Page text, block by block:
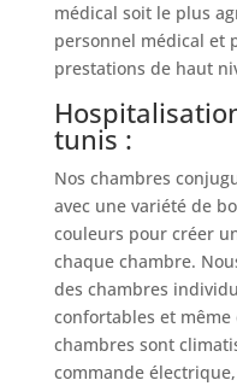
médical soit le plus
personnel médical et
prestations de haut
tunis :
Nos chambres
avec une variété de
couleurs pour créer
chaque chambre.
des chambres
confortables et même
chambres sont
commande